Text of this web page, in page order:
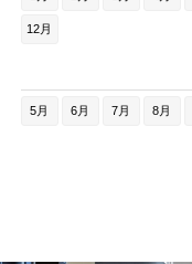
12月
5月 6月 7月 8月